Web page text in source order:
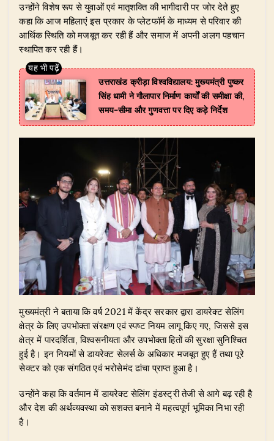
उन्होंने विशेष रूप से युवाओं एवं मातृशक्ति की भागीदारी पर जोर देते हुए
कहा कि आज महिलाएं इस प्रकार के प्लेटफॉर्म के माध्यम से परिवार की
आर्थिक स्थिति को मजबूत कर रही हैं और समाज में अपनी अलग पहचान
स्थापित कर रही हैं।
उत्तराखंड क्रीड़ा विश्वविद्यालय: मुख्यमंत्री पुष्कर
सिंह धामी ने गौलापार निर्माण कार्यों की समीक्षा की,
समय-सीमा और गुणवत्ता पर दिए कड़े निर्देश
मुख्यमंत्री ने बताया कि वर्ष 2021 में केंद्र सरकार द्वारा डायरेक्ट सेलिंग
क्षेत्र के लिए उपभोक्ता संरक्षण एवं स्पष्ट नियम लागू किए गए, जिससे इस
क्षेत्र में पारदर्शिता, विश्वसनीयता और उपभोक्ता हितों की सुरक्षा सुनिश्चित
हुई है। इन नियमों से डायरेक्ट सेलर्स के अधिकार मजबूत हुए हैं तथा पूरे
सेक्टर को एक संगठित एवं भरोसेमंद ढांचा प्राप्त हुआ है।
उन्होंने कहा कि वर्तमान में डायरेक्ट सेलिंग इंडस्ट्री तेजी से आगे बढ़ रही है
और देश की अर्थव्यवस्था को सशक्त बनाने में महत्वपूर्ण भूमिका निभा रही
है।